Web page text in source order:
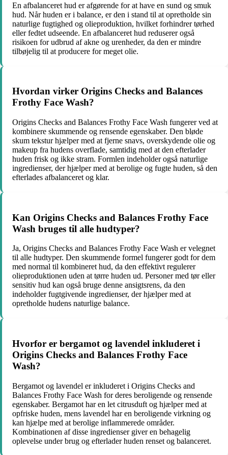
En afbalanceret hud er afgørende for at have en sund og smuk
hud. Når huden er i balance, er den i stand til at opretholde sin
naturlige fugtighed og olieproduktion, hvilket forhindrer tørhed
eller fedtet udseende. En afbalanceret hud reduserer også
risikoen for udbrud af akne og urenheder, da den er mindre
tilbøjelig til at producere for meget olie.
Hvordan virker Origins Checks and Balances
Frothy Face Wash?
Origins Checks and Balances Frothy Face Wash fungerer ved at
kombinere skummende og rensende egenskaber. Den bløde
skum tekstur hjælper med at fjerne snavs, overskydende olie og
makeup fra hudens overflade, samtidig med at den efterlader
huden frisk og ikke stram. Formlen indeholder også naturlige
ingredienser, der hjælper med at berolige og fugte huden, så den
efterlades afbalanceret og klar.
Kan Origins Checks and Balances Frothy Face
Wash bruges til alle hudtyper?
Ja, Origins Checks and Balances Frothy Face Wash er velegnet
til alle hudtyper. Den skummende formel fungerer godt for dem
med normal til kombineret hud, da den effektivt regulerer
olieproduktionen uden at tørre huden ud. Personer med tør eller
sensitiv hud kan også bruge denne ansigtsrens, da den
indeholder fugtgivende ingredienser, der hjælper med at
opretholde hudens naturlige balance.
Hvorfor er bergamot og lavendel inkluderet i
Origins Checks and Balances Frothy Face
Wash?
Bergamot og lavendel er inkluderet i Origins Checks and
Balances Frothy Face Wash for deres beroligende og rensende
egenskaber. Bergamot har en let citrusduft og hjælper med at
opfriske huden, mens lavendel har en beroligende virkning og
kan hjælpe med at berolige inflammerede områder.
Kombinationen af disse ingredienser giver en behagelig
oplevelse under brug og efterlader huden renset og balanceret.